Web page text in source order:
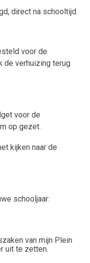
direct na schooltijd.
voor de
de verhuizing terug
voor de
op gezet.
kijken naar de
schooljaar:
van mijn Plein
uit te zetten.